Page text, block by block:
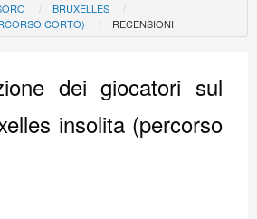
BRUXELLES
CORTO)
RECENSIONI
dei giocatori sul
insolita (percorso